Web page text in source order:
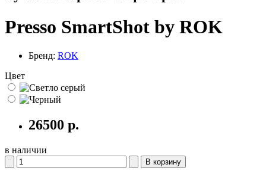
Presso SmartShot by ROK
Бренд: ROK
Цвет
26500 р.
в наличии
В корзину